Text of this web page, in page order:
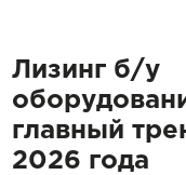
Лизинг б/у
главный
2026 года